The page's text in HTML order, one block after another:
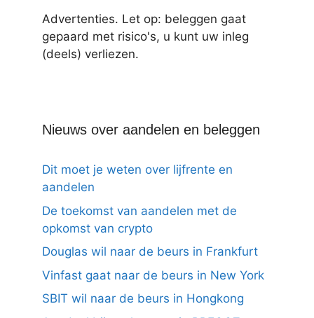
Advertenties. Let op: beleggen gaat
gepaard met risico's, u kunt uw inleg
(deels) verliezen.
Nieuws over aandelen en beleggen
Dit moet je weten over lijfrente en
aandelen
De toekomst van aandelen met de
opkomst van crypto
Douglas wil naar de beurs in Frankfurt
Vinfast gaat naar de beurs in New York
SBIT wil naar de beurs in Hongkong